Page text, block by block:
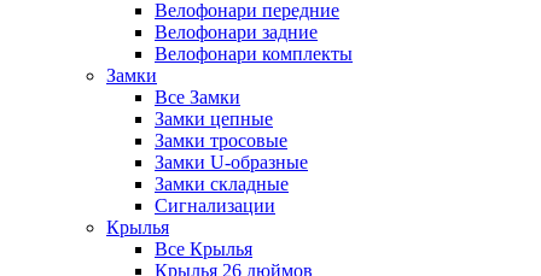
Велофонари передние
Велофонари задние
Велофонари комплекты
Замки
Все Замки
Замки цепные
Замки тросовые
Замки U-образные
Замки складные
Сигнализации
Крылья
Все Крылья
Крылья 26 дюймов